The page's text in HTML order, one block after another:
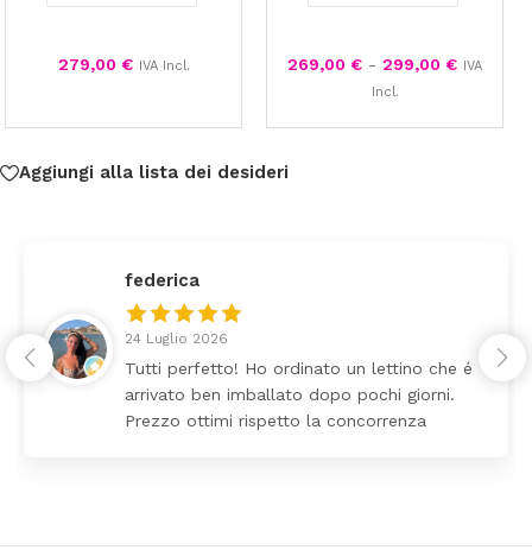
279,00 € IVA Incl. 269,00 € - 299,00 € IVA
Incl.
Aggiungi alla lista dei desideri
federica
24 Luglio 2026
Tutti perfetto! Ho ordinato un lettino che é
arrivato ben imballato dopo pochi giorni.
Prezzo ottimi rispetto la concorrenza